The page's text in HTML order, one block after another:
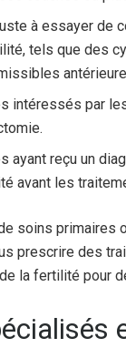
à essayer de
tels que des
intéressés par
ayant reçu un
avant les
soins
prescrire des
la fertilité pour